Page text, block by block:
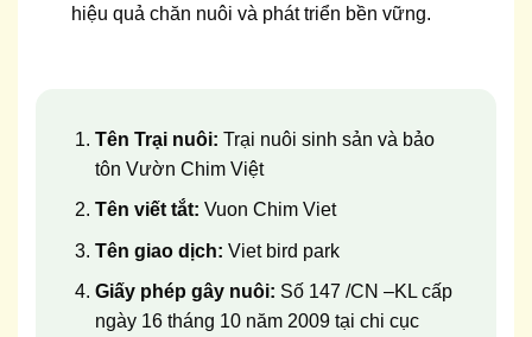
hiệu quả chăn nuôi và phát triển bền vững.
Tên Trại nuôi: Trại nuôi sinh sản và bảo
tôn Vườn Chim Việt
Tên viết tắt: Vuon Chim Viet
Tên giao dịch: Viet bird park
Giấy phép gây nuôi: Số 147 /CN –KL cấp
ngày 16 tháng 10 năm 2009 tại chi cục